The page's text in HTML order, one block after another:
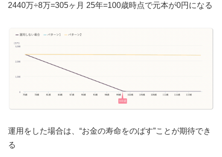
2440万÷8万=305ヶ月 25年=100歳時点で元本が0円になる
運用をした場合は、“お金の寿命をのばす”ことが期待でき
る